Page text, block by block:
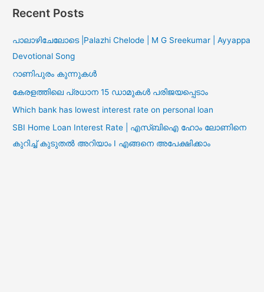
Recent Posts
പാലാഴിചേലോടെ |Palazhi Chelode | M G Sreekumar | Ayyappa
Devotional Song
റാണിപുരം കുന്നുകൾ
കേരളത്തിലെ പ്രധാന 15 ഡാമുകൾ പരിജയപ്പെടാം
Which bank has lowest interest rate on personal loan
SBI Home Loan Interest Rate | എസ്ബിഐ ഹോം ലോണിനെ
കുറിച്ച് കുടുതൽ അറിയാം I എങ്ങനെ അപേക്ഷിക്കാം